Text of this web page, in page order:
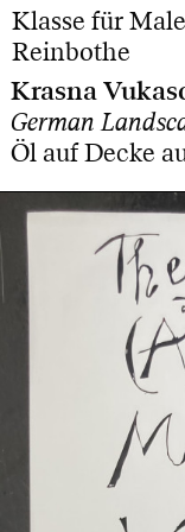
Klasse für
Reinbothe
Krasna
German
Öl auf Decke